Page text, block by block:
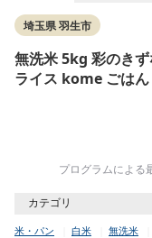
埼玉県 羽生市
無洗米 5kg 彩のき
ライス kome ごはん
しい 美味しい 有限
プログラムによる
カテゴリ
米・パン 白米 無洗米